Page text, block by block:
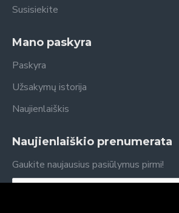
Susisiekite
Mano paskyra
Paskyra
Užsakymų istorija
Naujienlaiškis
Naujienlaiškio prenumerata
Gaukite naujausius pasiūlymus pirmi!